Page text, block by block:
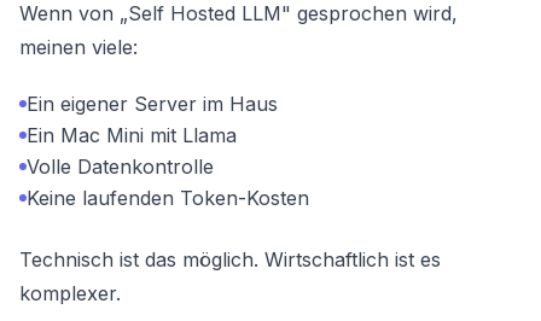
Wenn von „Self Hosted LLM" gesprochen wird,
meinen viele:
Ein eigener Server im Haus
Ein Mac Mini mit Llama
Volle Datenkontrolle
Keine laufenden Token-Kosten
Technisch ist das möglich. Wirtschaftlich ist es
komplexer.